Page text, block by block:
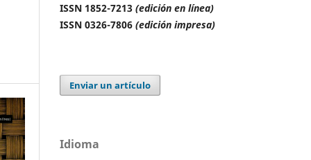
ISSN 1852-7213 (edición en línea)
ISSN 0326-7806 (edición impresa)
Enviar un artículo
Idioma